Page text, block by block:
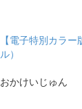
【電子特別カラ
ル）
おかけいじゅん